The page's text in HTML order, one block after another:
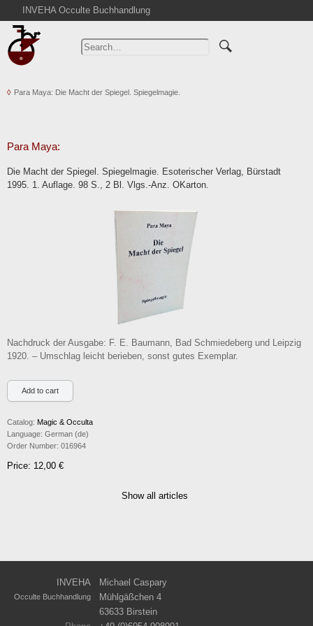
INVEHA Occulte Buchhandlung
Home
Advanced Search
Cart
Contact
Para Maya: Die Macht der Spiegel. Spiegelmagie.
Para Maya:
Die Macht der Spiegel. Spiegelmagie. Esoterischer Verlag, Bürstadt
1995. 1. Auflage. 98 S., 2 Bl. Vlgs.-Anz. OKarton.
Nachdruck der Ausgabe: F. E. Baumann, Bad Schmiedeberg und Leipzig
1920. – Umschlag leicht berieben, sonst gutes Exemplar.
Catalog: Magic & Occulta
Language: German (de)
Order Number: 016964
Price: 12,00 €
Show all articles
INVEHA Michael Caspary
Occulte Buchhandlung
Mühlgäßchen 4
63633 Birstein